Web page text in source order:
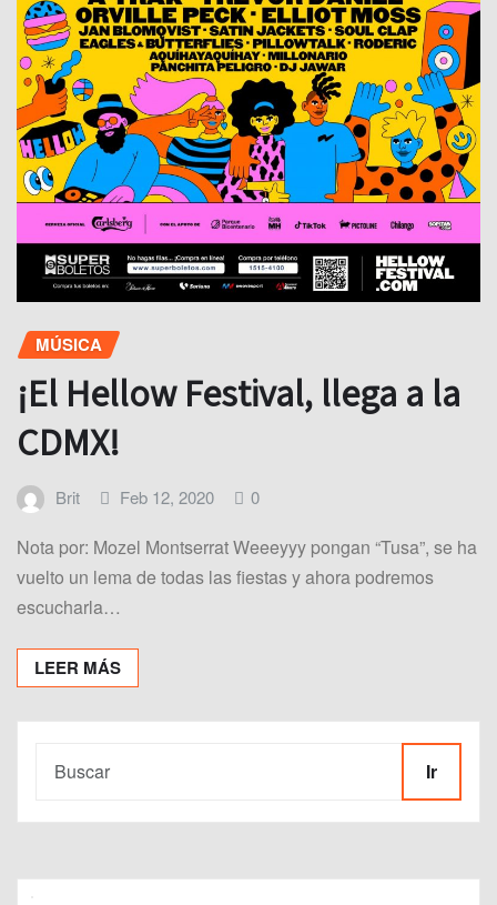
MÚSICA
¡El Hellow Festival, llega a la
CDMX!
Brit Feb 12, 2020 0
Nota por: Mozel Montserrat Weeeyyy pongan “Tusa”, se ha
vuelto un lema de todas las fiestas y ahora podremos
escucharla…
LEER MÁS
Ir